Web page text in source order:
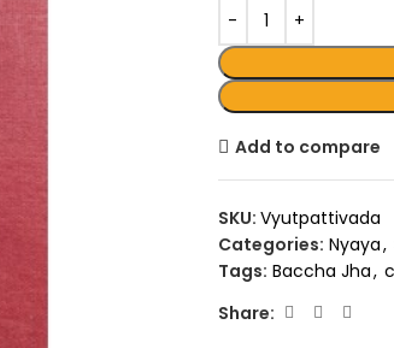
Add to compare
SKU: Vyutpattivada
Categories: Nyaya,
Tags: Baccha Jha,
Share: